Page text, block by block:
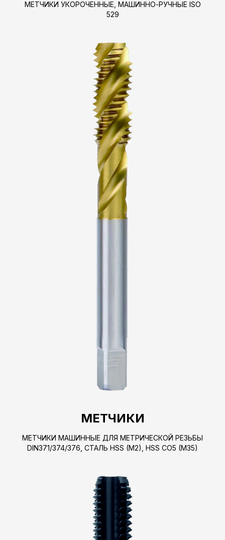
МЕТЧИКИ УКОРОЧЕННЫЕ, МАШИННО-РУЧНЫЕ ISO
529
МЕТЧИКИ
МЕТЧИКИ МАШИННЫЕ ДЛЯ МЕТРИЧЕСКОЙ РЕЗЬБЫ
DIN371/374/376, СТАЛЬ HSS (M2), HSS CO5 (M35)